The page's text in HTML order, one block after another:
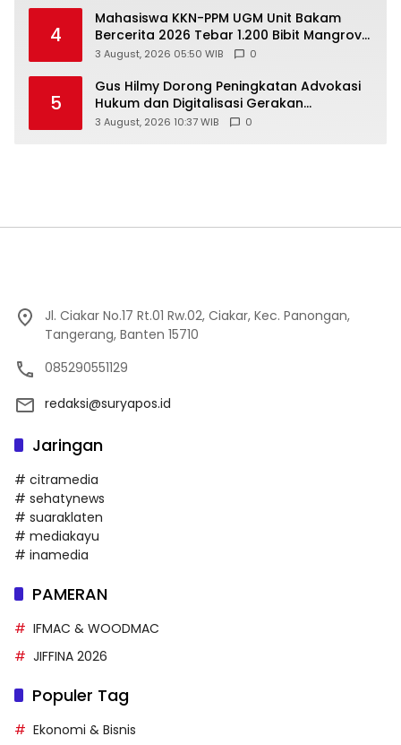
4
Mahasiswa KKN-PPM UGM Unit Bakam
Bercerita 2026 Tebar 1.200 Bibit Mangrove
di Sungai Air Layang
3 August, 2026 05:50 WIB 0
5
Gus Hilmy Dorong Peningkatan Advokasi
Hukum dan Digitalisasi Gerakan
Meningkatkan Kualitas PMII DIY
3 August, 2026 10:37 WIB 0
Jl. Ciakar No.17 Rt.01 Rw.02, Ciakar, Kec. Panongan,
Tangerang, Banten 15710
085290551129
redaksi@suryapos.id
Jaringan
# citramedia
# sehatynews
# suaraklaten
# mediakayu
# inamedia
PAMERAN
IFMAC & WOODMAC
JIFFINA 2026
Populer Tag
Ekonomi & Bisnis